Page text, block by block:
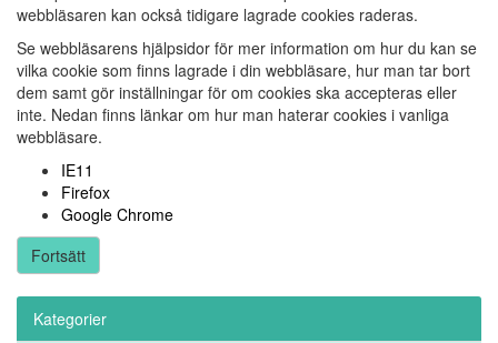
webbläsaren kan också tidigare lagrade cookies raderas.
Se webbläsarens hjälpsidor för mer information om hur du kan se
vilka cookie som finns lagrade i din webbläsare, hur man tar bort
dem samt gör inställningar för om cookies ska accepteras eller
inte. Nedan finns länkar om hur man haterar cookies i vanliga
webbläsare.
IE11
Firefox
Google Chrome
Fortsätt
Kategorier